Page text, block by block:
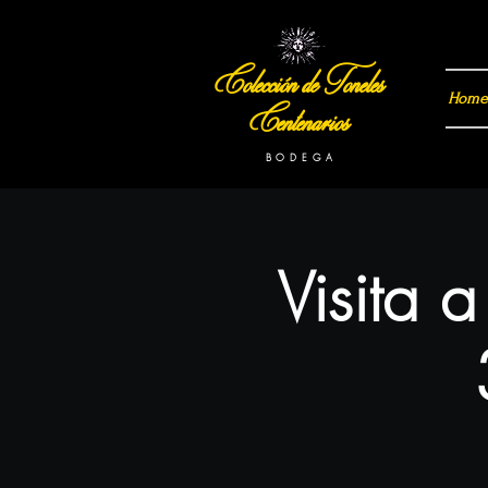
Visita
Colección de Toneles
Centenarios Home
B O D E G A